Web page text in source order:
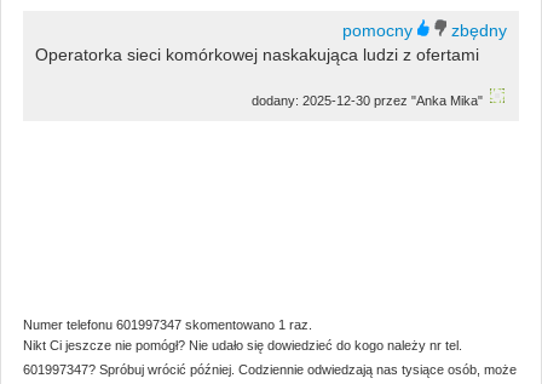
Operatorka sieci komórkowej naskakująca ludzi z ofertami
dodany: 2025-12-30 przez "Anka Mika"
Numer telefonu 601997347 skomentowano 1 raz.
Nikt Ci jeszcze nie pomógł? Nie udało się dowiedzieć do kogo należy nr tel.
601997347? Spróbuj wrócić później. Codziennie odwiedzają nas tysiące osób, może